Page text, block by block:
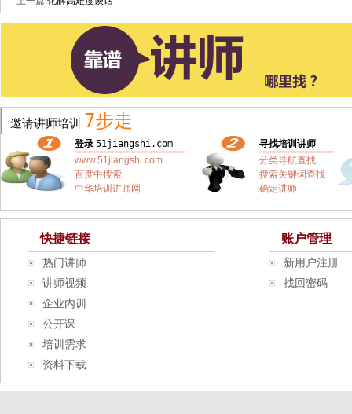
邀请讲师培训 7步走
登录 51jiangshi.com
www.51jiangshi.com
百度中搜索
中华培训讲师网
寻找培训讲师
分类导航查找
搜索关键词查找
确定讲师
快捷链接
热门讲师
讲师视频
企业内训
公开课
培训需求
资料下载
账户管理
新用户注册
找回密码